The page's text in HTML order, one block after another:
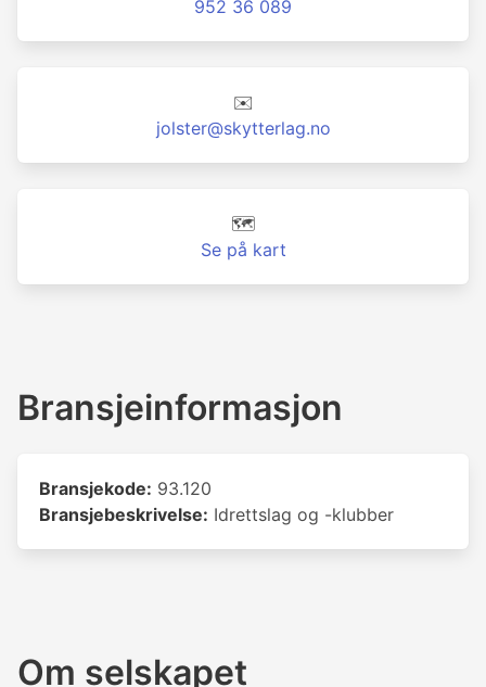
952 36 089
✉️
jolster@skytterlag.no
🗺️
Se på kart
Bransjeinformasjon
Bransjekode: 93.120
Bransjebeskrivelse: Idrettslag og -klubber
Om selskapet